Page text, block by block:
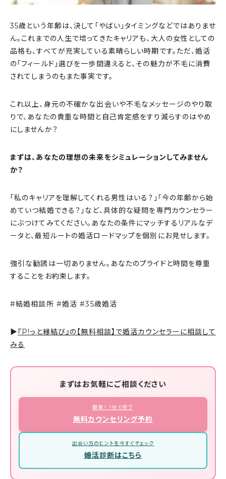
35歳という年齢は、決して「やばい」タイミングなどではありませ
ん。これまでの人生で培ってきたキャリアも、大人の女性としての
品格も、すべてが充実している素晴らしい時期です。ただ、婚活
の「フィールド」選びを一歩間違えると、その魅力が不毛に消費
されてしまうのもまた事実です。
これ以上、身元の不確かな出会いや不毛なメッセージのやり取
りで、あなたの貴重な時間と自己肯定感をすり減らすのはやめ
にしませんか？
まずは、あなたの理想の未来をシミュレーションしてみません
か？
「私のキャリアを理解してくれる男性はいる？」「今の年齢から始
めていつ結婚できる？」など、具体的な疑問を専門カウンセラー
にぶつけてみてください。あなたの条件にマッチするリアルなデ
ータと、最短ルートの婚活ロードマップを個別にお見せします。
強引な勧誘は一切ありません。あなたのプライドと時間を尊重
することをお約束します。
#結婚相談所 #婚活 #35歳婚活
▶『P!っと縁結び』の【無料相談】で婚活カウンセラーに相談して
みる
まずはお気軽にご相談ください
簡単！ 1分で完了
無料カウンセリング予約
出会い方のヒントを今すぐチェック
婚活診断はこちら